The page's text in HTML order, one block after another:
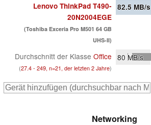
Lenovo ThinkPad T490-
20N2004EGE
(Toshiba Exceria Pro M501 64 GB
UHS-II)
82.5 MB/s
Durchschnitt der Klasse Office
(27.4 - 249, n=21, der letzten 2 Jahre)
80 MB/s
Networking